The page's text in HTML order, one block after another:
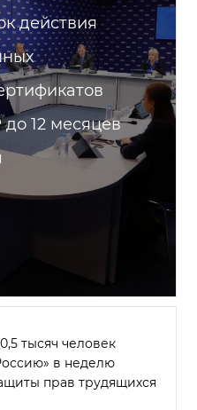
действия
12 месяцев
тысяч человек
в неделю
прав трудящихся